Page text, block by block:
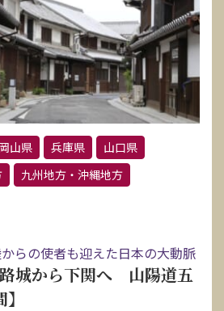
岡山県 兵庫県
山口県
九州地方・沖縄地方
らの使者も迎えた日本の大動脈
城から下関へ 山陽道五